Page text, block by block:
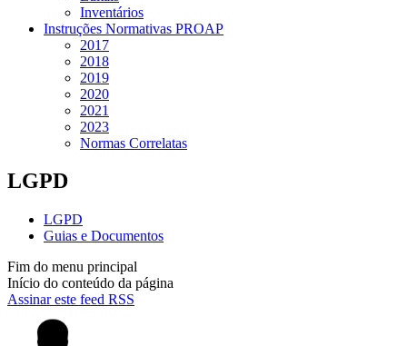
Inventários
Instruções Normativas PROAP
2017
2018
2019
2020
2021
2023
Normas Correlatas
LGPD
LGPD
Guias e Documentos
Fim do menu principal
Início do conteúdo da página
Assinar este feed RSS